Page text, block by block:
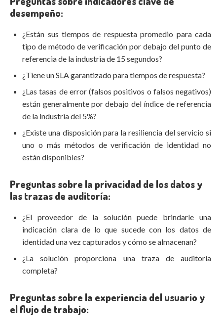
desempeño:
¿Están sus tiempos de respuesta promedio para cada
tipo de método de verificación por debajo del punto de
referencia de la industria de 15 segundos?
¿Tiene un SLA garantizado para tiempos de respuesta?
¿Las tasas de error (falsos positivos o falsos negativos)
están generalmente por debajo del índice de referencia
de la industria del 5%?
¿Existe una disposición para la resiliencia del servicio si
uno o más métodos de verificación de identidad no
están disponibles?
Preguntas sobre la privacidad de los datos y
las trazas de auditoría:
¿El proveedor de la solución puede brindarle una
indicación clara de lo que sucede con los datos de
identidad una vez capturados y cómo se almacenan?
¿La solución proporciona una traza de auditoría
completa?
Preguntas sobre la experiencia del usuario y
el flujo de trabajo: